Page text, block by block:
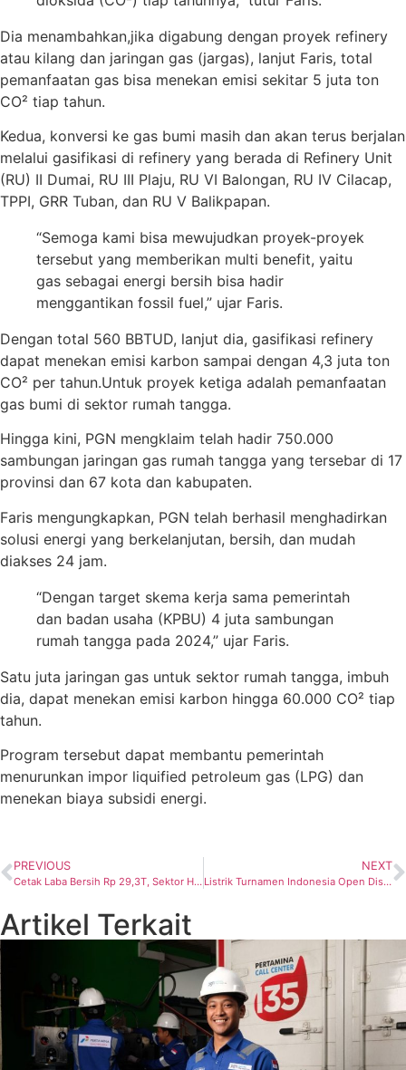
Dia menambahkan,jika digabung dengan proyek refinery
atau kilang dan jaringan gas (jargas), lanjut Faris, total
pemanfaatan gas bisa menekan emisi sekitar 5 juta ton
CO² tiap tahun.
Kedua, konversi ke gas bumi masih dan akan terus berjalan
melalui gasifikasi di refinery yang berada di Refinery Unit
(RU) II Dumai, RU III Plaju, RU VI Balongan, RU IV Cilacap,
TPPI, GRR Tuban, dan RU V Balikpapan.
“Semoga kami bisa mewujudkan proyek-proyek
tersebut yang memberikan multi benefit, yaitu
gas sebagai energi bersih bisa hadir
menggantikan fossil fuel,” ujar Faris.
Dengan total 560 BBTUD, lanjut dia, gasifikasi refinery
dapat menekan emisi karbon sampai dengan 4,3 juta ton
CO² per tahun.Untuk proyek ketiga adalah pemanfaatan
gas bumi di sektor rumah tangga.
Hingga kini, PGN mengklaim telah hadir 750.000
sambungan jaringan gas rumah tangga yang tersebar di 17
provinsi dan 67 kota dan kabupaten.
Faris mengungkapkan, PGN telah berhasil menghadirkan
solusi energi yang berkelanjutan, bersih, dan mudah
diakses 24 jam.
“Dengan target skema kerja sama pemerintah
dan badan usaha (KPBU) 4 juta sambungan
rumah tangga pada 2024,” ujar Faris.
Satu juta jaringan gas untuk sektor rumah tangga, imbuh
dia, dapat menekan emisi karbon hingga 60.000 CO² tiap
tahun.
Program tersebut dapat membantu pemerintah
menurunkan impor liquified petroleum gas (LPG) dan
menekan biaya subsidi energi.
PREVIOUS
Cetak Laba Bersih Rp 29,3T, Sektor Hulu Pertamina jadi Penyumbang Mayoritas
NEXT
Listrik Turnamen Indonesia Open Disuplai 100% oleh PLN
Artikel Terkait